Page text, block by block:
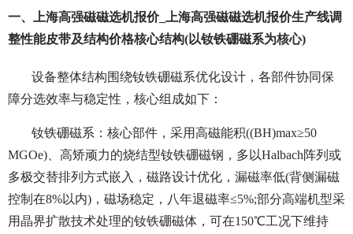
一、上海高强磁磁选机报价_上海高强磁磁选机报价生产线调
整性能皮带及结构价格核心结构(以钕铁硼磁系为核心)
设备整体结构围绕钕铁硼磁系优化设计，各部件协同保
障分选效率与稳定性，核心组成如下：
钕铁硼磁系：核心部件，采用高磁能积((BH)max≥50
MGOe)、高矫顽力的烧结型钕铁硼磁钢，多以Halbach阵列或
多极交替排列方式嵌入，磁路设计优化，漏磁率低(背侧漏磁
控制在8%以内)，磁场稳定，八年退磁率≤5%;部分高端机型采
用晶界扩散技术处理的钕铁硼磁体，可在150℃工况下维持